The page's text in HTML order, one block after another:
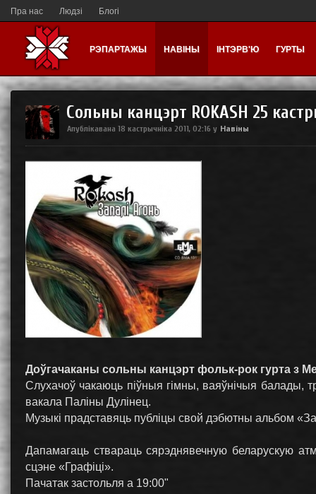
Пра нас Людзі Блогі
РЭПАРТАЖЫ НАВІНЫ ІНТЭРВ'Ю ГУРТЫ
Сольны канцэрт ROKASH 25
Апублікавана 18 кастрычніка 2011, 02:16 у Навіны
Доўгачаканы сольны канцэрт фольк-рок гурта з
Слухачоў чакаюць піўныя гімны, ваяўнічыя балады,
вакала Паліны Дулінец.
Музыкі прадставяць публіцы свой дэбютны альбом
Дапамагаць ствараць сярэднявечную беларускую
сцэне «Графіці».
Пачатак застольля а 19:00"